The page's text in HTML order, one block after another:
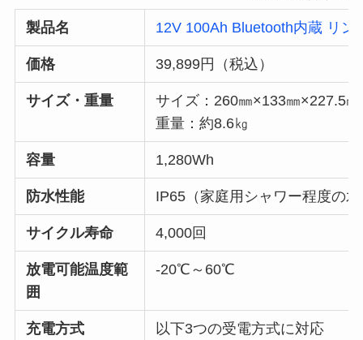
製品名 12V 100Ah Bluetooth内蔵 リ
価格 39,899円（税込）
サイズ・重量
サイズ：260㎜×133㎜×227.5㎜
重量：約8.6㎏
容量 1,280Wh
防水性能 IP65（家庭用シャワー程度の
サイクル寿命 4,000回
放電可能温度範
囲
-20℃～60℃
充電方式
以下3つの受電方式に対応